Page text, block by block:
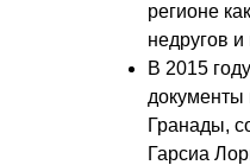
регионе
недругов и
В 2015
документы
Гранады,
Гарсиа